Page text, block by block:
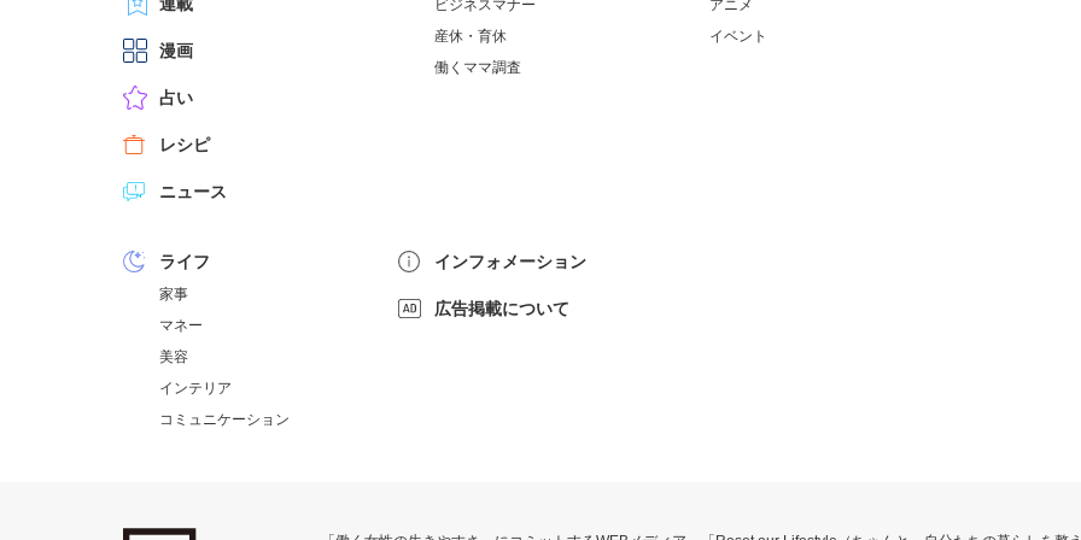
漫画
占い
レシピ
ニュース
ビジネスマナー
産休・育休
働くママ調査
アニメ
イベント
ライフ
家事
マネー
美容
インテリア
コミュニケーション
インフォメーション
広告掲載について